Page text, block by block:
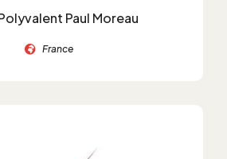
Paul Moreau
France